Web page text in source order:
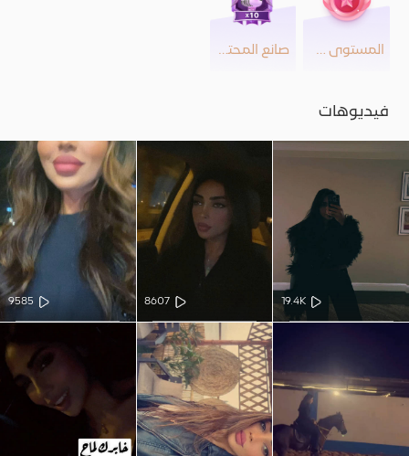
المستوى 20 صانع المحتوى
فيديوهات
19.4K
8607
9585